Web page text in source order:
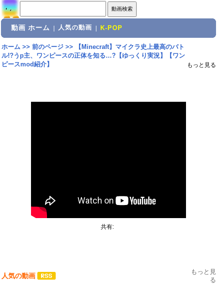
動画 ホーム 人気の動画 K-POP
ホーム>> 前のページ>>
【Minecraft】マイクラ史上最高のバト
ル!?うp主、ワンピースの正体を知る…?【ゆっくり実況】【ワン
ピースmod紹介】
もっと見る
共有:
人気の動画
もっと見
る